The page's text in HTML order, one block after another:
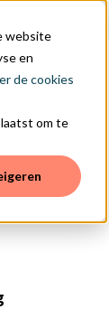
website
en
de cookies
om te
wij je stap